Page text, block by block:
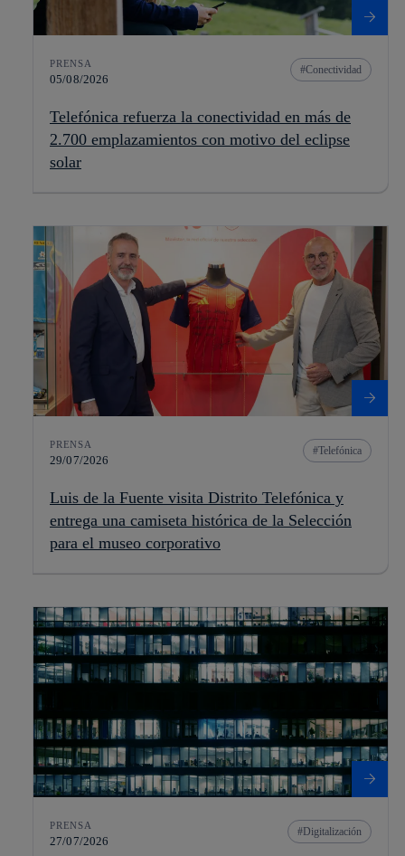
PRENSA
05/08/2026
Conectividad
Telefónica refuerza la conectividad en más de
2.700 emplazamientos con motivo del eclipse
solar
PRENSA
29/07/2026
Telefónica
Luis de la Fuente visita Distrito Telefónica y
entrega una camiseta histórica de la Selección
para el museo corporativo
PRENSA
27/07/2026
Digitalización